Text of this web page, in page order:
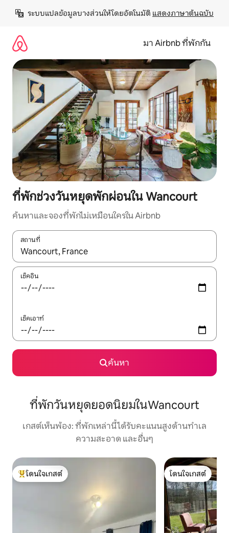
เนื้อหา
ระบบแปลข้อมูลบางส่วนให้โดยอัตโนมัติ แสดงภาษาต้นฉบับ
มา Airbnb ที่พักกัน
ที่พักช่วงวันหยุดพักผ่อนใน Wancourt
ค้นหาและจองที่พักไม่เหมือนใครใน Airbnb
สถานที่
ใช้ลูกศรขึ้นลง หรือใช้การสัมผัสหรือปัด เพื่อสำรวจผลการค้นหา
เช็คอิน
เช็คเอาท์
ค้นหา
ที่พักวันหยุดยอดนิยมในWancourt
เกสต์เห็นพ้อง: ที่พักเหล่านี้ได้รับคะแนนสูงด้านทำเล
ความสะอาด และอื่นๆ
โดนใจเกสต์ที่สุด
โดนใจเกสต์
โดนใจเกสต์
โดนใจเกสต์